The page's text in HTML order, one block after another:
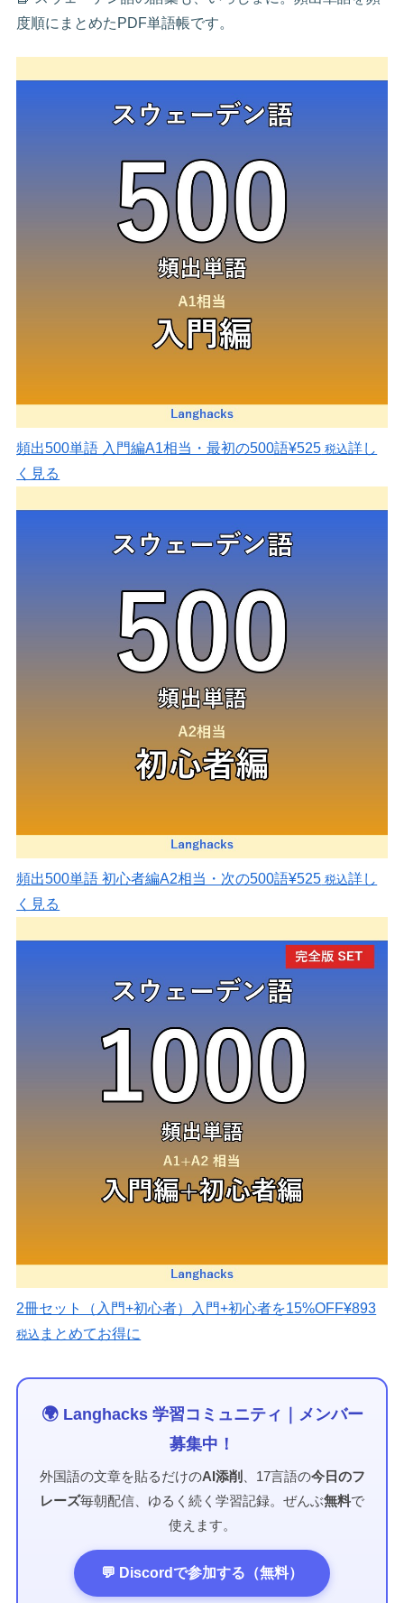
度順にまとめたPDF単語帳です。
頻出500単語 入門編A1相当・最初の500語¥525 税込詳し
く見る
頻出500単語 初心者編A2相当・次の500語¥525 税込詳し
く見る
2冊セット（入門+初心者） 入門+初心者を15%OFF¥893
税込 まとめてお得に
🌍 Langhacks 学習コミュニティ｜メンバー
募集中！
外国語の文章を貼るだけのAI添削 、17言語の今日のフ
レーズ毎朝配信、ゆるく続く学習記録。ぜんぶ無料で
使えます。
💬 Discordで参加する（無料）